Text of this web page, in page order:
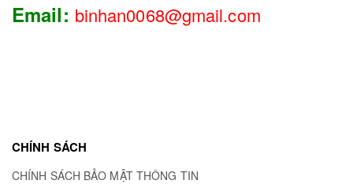
Email: binhan0068@gmail.com
CHÍNH SÁCH
CHÍNH SÁCH BẢO MẬT THÔNG TIN